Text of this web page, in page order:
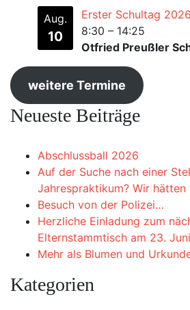
Aug.
10
Erster Schultag
8:30 – 14:25
Otfried Preußler
weitere Termine
Neueste Beiträge
Abschlussball 2026
Auf der Suche nach einer
Jahrespraktikum? Wir
Besuch von der Polizei…
Herzliche Einladung zum
Elternstammtisch am 23.
Mehr als Blumen und
Kategorien